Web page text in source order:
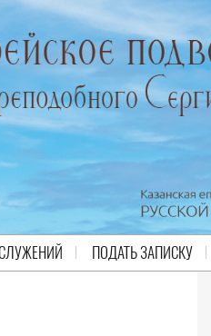
ПОДАТЬ ЗАПИСКУ